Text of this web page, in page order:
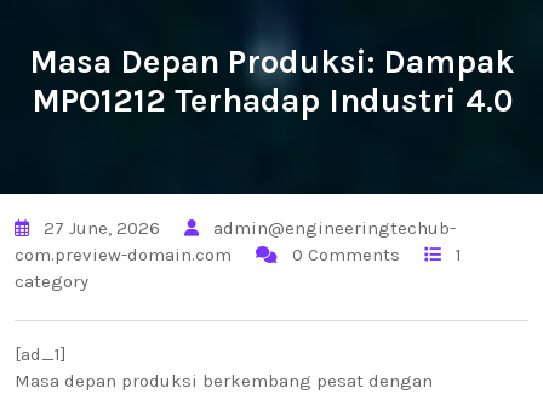
Masa Depan Produksi: Dampak
MPO1212 Terhadap Industri 4.0
27 June, 2026
admin@engineeringtechub-
com.preview-domain.com
0 Comments
1
category
[ad_1]
Masa depan produksi berkembang pesat dengan